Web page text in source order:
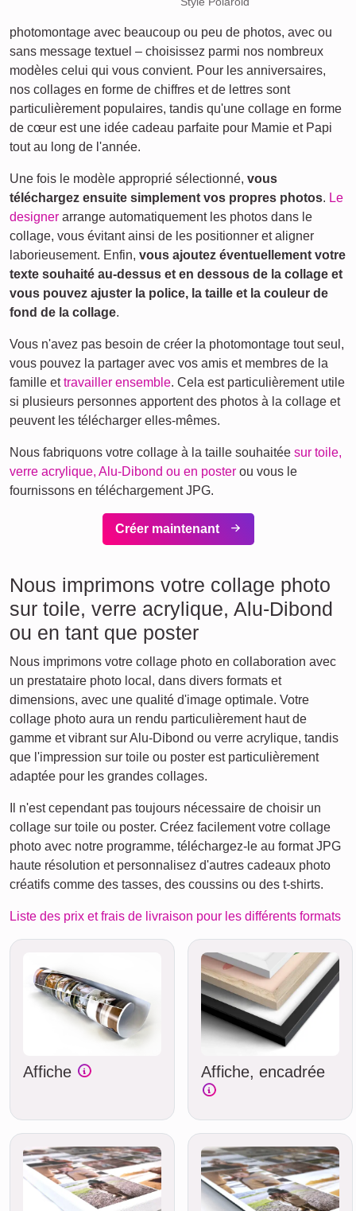
photomontage avec beaucoup ou peu de photos, avec ou
sans message textuel – choisissez parmi nos nombreux
modèles celui qui vous convient. Pour les anniversaires,
nos collages en forme de chiffres et de lettres sont
particulièrement populaires, tandis qu'une collage en forme
de cœur est une idée cadeau parfaite pour Mamie et Papi
tout au long de l'année.
Une fois le modèle approprié sélectionné, vous
téléchargez ensuite simplement vos propres photos. Le
designer arrange automatiquement les photos dans le
collage, vous évitant ainsi de les positionner et aligner
laborieusement. Enfin, vous ajoutez éventuellement votre
texte souhaité au-dessus et en dessous de la collage et
vous pouvez ajuster la police, la taille et la couleur de
fond de la collage.
Vous n'avez pas besoin de créer la photomontage tout seul,
vous pouvez la partager avec vos amis et membres de la
famille ettravailler ensemble. Cela est particulièrement utile
si plusieurs personnes apportent des photos à la collage et
peuvent les télécharger elles-mêmes.
Nous fabriquons votre collage à la taille souhaitée sur toile,
verre acrylique, Alu-Dibond ou en poster ou vous le
fournissons en téléchargement JPG.
Créer maintenant
Nous imprimons votre collage photo
sur toile, verre acrylique, Alu-Dibond
ou en tant que poster
Nous imprimons votre collage photo en collaboration avec
un prestataire photo local, dans divers formats et
dimensions, avec une qualité d'image optimale. Votre
collage photo aura un rendu particulièrement haut de
gamme et vibrant sur Alu-Dibond ou verre acrylique, tandis
que l'impression sur toile ou poster est particulièrement
adaptée pour les grandes collages.
Il n'est cependant pas toujours nécessaire de choisir un
collage sur toile ou poster. Créez facilement votre collage
photo avec notre programme, téléchargez-le au format JPG
haute résolution et personnalisez d'autres cadeaux photo
créatifs comme des tasses, des coussins ou des t-shirts.
Liste des prix et frais de livraison pour les différents formats
Affiche Affiche, encadrée